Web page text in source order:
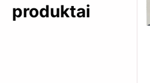
produktai